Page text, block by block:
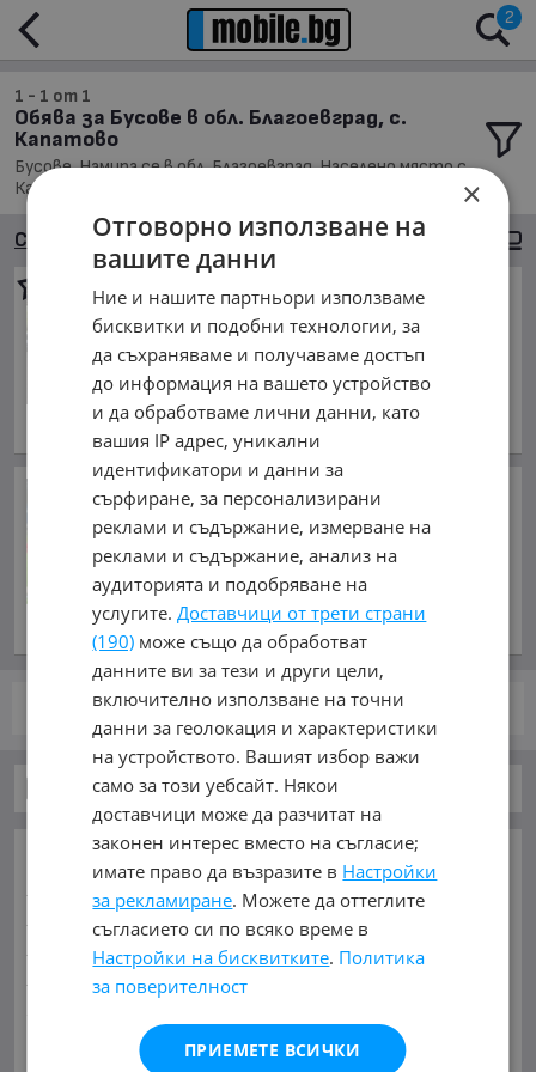
2
1 - 1 от 1
Обява за Бусове в обл. Благоевград, с.
Капатово
Бусове, Намира се в обл. Благоевград, Населено място с.
Капатово, Подредени по: Марка/Модел/Цена
Сортиране Големи снимки
Iveco 35s12
5 450 €
10 659.27 лв.
Цената е без ДДС
ноември 2008 г., Дизелов
Шампионът Левски
продължава победния си
марш: Четвърти пореден
успех след категоричен
триумф над Локомотив
Пловдив
стр. от 1
Бусове
Виж Още
ОСНОВНИ КАТЕГОРИИ В MOBILE.BG:
Карта на сайта
Автомобили и Джипове Бусове
Мотоциклети
Селскостопански
Индустриални
Каравани
Яхти и Лодки
Ремаркета Велосипеди
×
Отговорно използване на
вашите данни
Ние и нашите партньори използваме
бисквитки и подобни технологии, за
да съхраняваме и получаваме достъп
до информация на вашето устройство
и да обработваме лични данни, като
вашия IP адрес, уникални
идентификатори и данни за
сърфиране, за персонализирани
реклами и съдържание, измерване на
реклами и съдържание, анализ на
аудиторията и подобряване на
услугите.Доставчици от трети страни
(190) може също да обработват
данните ви за тези и други цели,
включително използване на точни
данни за геолокация и характеристики
на устройството. Вашият избор важи
само за този уебсайт. Някои
доставчици може да разчитат на
законен интерес вместо на съгласие;
имате право да възразите в Настройки
за рекламиране. Можете да оттеглите
съгласието си по всяко време в
Настройки на бисквитките. Политика
за поверителност
ПРИЕМЕТЕ ВСИЧКИ